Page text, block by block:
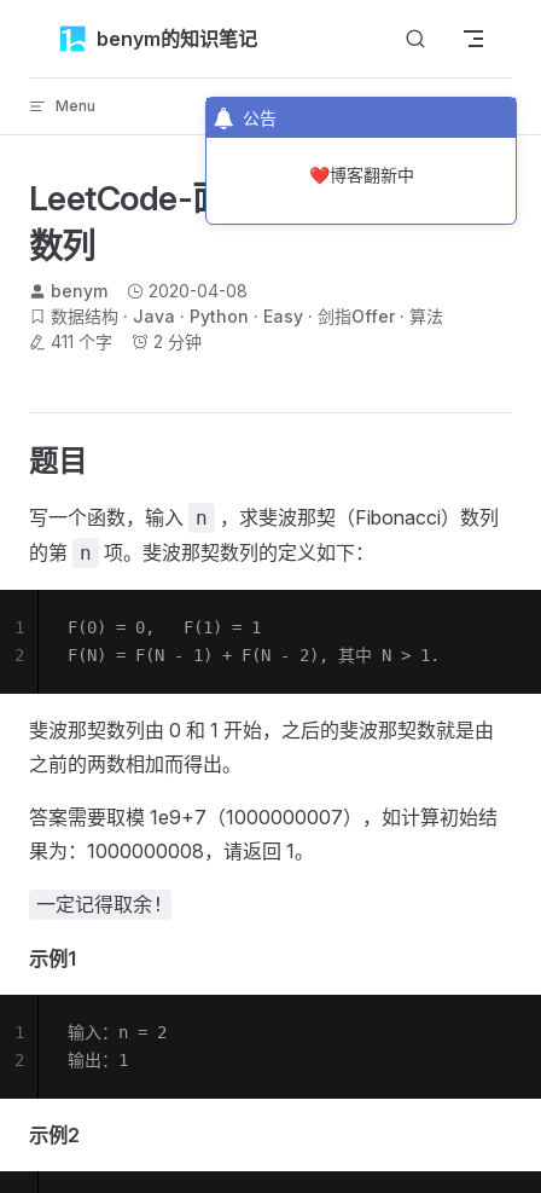
公告
❤️博客翻新中
Skip to contentbenym的知识笔记
Menu 返回顶部
LeetCode-面试题10-1-斐波那契
数列
benym
2020-04-08
数据结构
Java Python Easy 剑指Offer
算法
411 个字
2 分钟
题目
写一个函数，输入 n
，求斐波那契（Fibonacci）数列
的第 n 项。斐波那契数列的定义如下：
F(0) = 0,   F(1) = 1
F(N) = F(N - 1) + F(N - 2), 其中 N > 1.
1
2
斐波那契数列由 0 和 1 开始，之后的斐波那契数就是由
之前的两数相加而得出。
答案需要取模 1e9+7（1000000007），如计算初始结
果为：1000000008，请返回 1。
一定记得取余!
示例1
输入：n = 2
输出：1
1
2
示例2